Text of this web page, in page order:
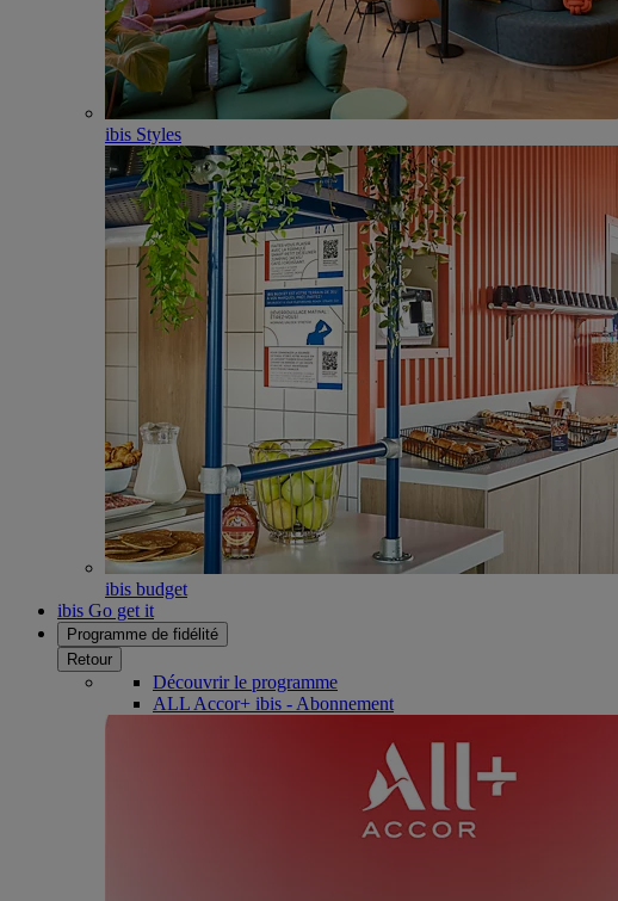
ibis Styles
ibis budget
ibis Go get it
Programme de fidélité
Retour
Découvrir le programme
ALL Accor+ ibis - Abonnement